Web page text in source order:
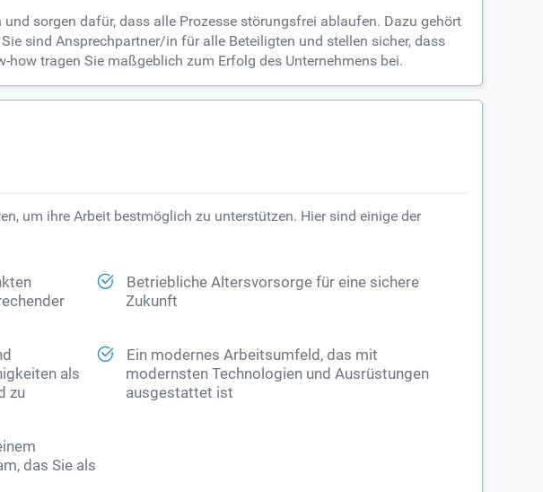
sorgen dafür, dass alle Prozesse störungsfrei ablaufen. Dazu gehört
sind Ansprechpartner/in für alle Beteiligten und stellen sicher, dass
tragen Sie maßgeblich zum Erfolg des Unternehmens bei.
um ihre Arbeit bestmöglich zu unterstützen. Hier sind einige der
Betriebliche Altersvorsorge für eine sichere
Zukunft
als
zu
Ein modernes Arbeitsumfeld, das mit
modernsten Technologien und Ausrüstungen
ausgestattet ist
das Sie als